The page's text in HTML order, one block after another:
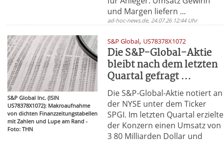
und Margen liefern ...
ad-hoc-news.de, 24.07.26 12:44 Uhr
S&P Global Inc. (ISIN
US78378X1072): Makroaufnahme
von dichten Finanzzeitungstabellen
mit Zahlen und Lupe am Rand -
Foto: THN
S&P Global, US78378X1072
Die S&P-Global-Aktie
bleibt nach dem letzten
Quartal gefragt ...
Die S&P-Global-Aktie notiert an
der NYSE unter dem Ticker
SPGI. Im letzten Quartal erzielte
der Konzern einen Umsatz von
3 80 Milliarden Dollar und